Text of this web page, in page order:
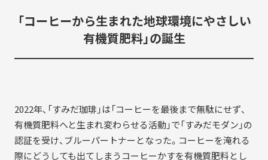
「コーヒーから生まれた地球環境にやさしい
有機質肥料」の誕生
2022年、「すみだ珈琲」は「コーヒーを最後まで無駄にせず、
有機質肥料へと生まれ変わらせる活動」で「すみだモダン」の
認証を受け、ブルーパートナーとなった。コーヒーを淹れる
際にどうしても出てしまうコーヒーかすを有機質肥料とし